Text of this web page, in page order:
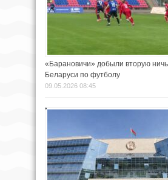
«Барановичи» добыли вторую
Беларуси по футболу
09.05.2026 08:45